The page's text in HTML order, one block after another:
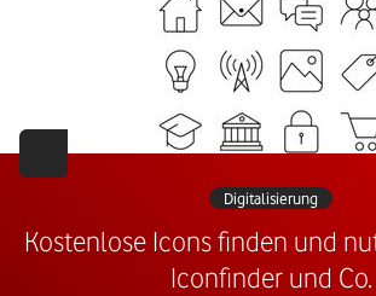
Digitalisierung
Kostenlose Icons finden und
Iconfinder und Co.